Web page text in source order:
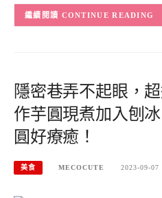
CONTINUE READING
隱密巷弄不起眼，
作芋圓現煮加入刨
圓好療癒！
美食 MECOCUTE 2023-09-07